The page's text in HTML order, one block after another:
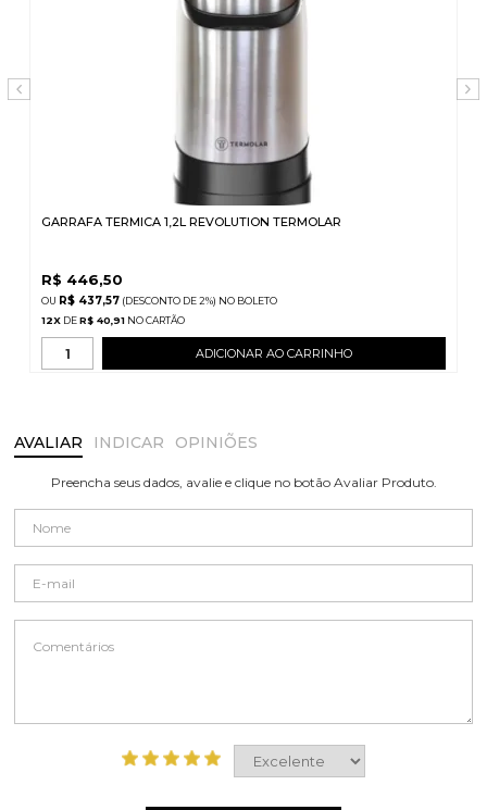
GARRAFA TERMICA 1,2L REVOLUTION TERMOLAR
R$ 446,50
R$ 437,57 (DESCONTO DE2%) NO BOLETO
12X DER$ 40,91
ADICIONAR AO CARRINHO
AVALIAR INDICAR OPINIÕES
Preencha seus dados, avalie e clique no botão Avaliar Produto.